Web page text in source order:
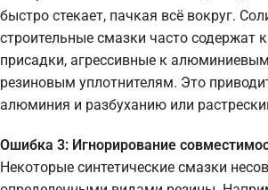
быстро стекает, пачкая всё вокруг.
строительные смазки часто содержат
присадки, агрессивные к
резиновым уплотнителям. Это
алюминия и разбуханию или
Ошибка 3: Игнорирование
Некоторые синтетические смазки